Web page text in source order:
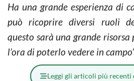
Ha una grande esperienza di
può ricoprire diversi ruoli
questo sarà una grande
l’ora di poterlo vedere in
Leggi gli articoli più recenti